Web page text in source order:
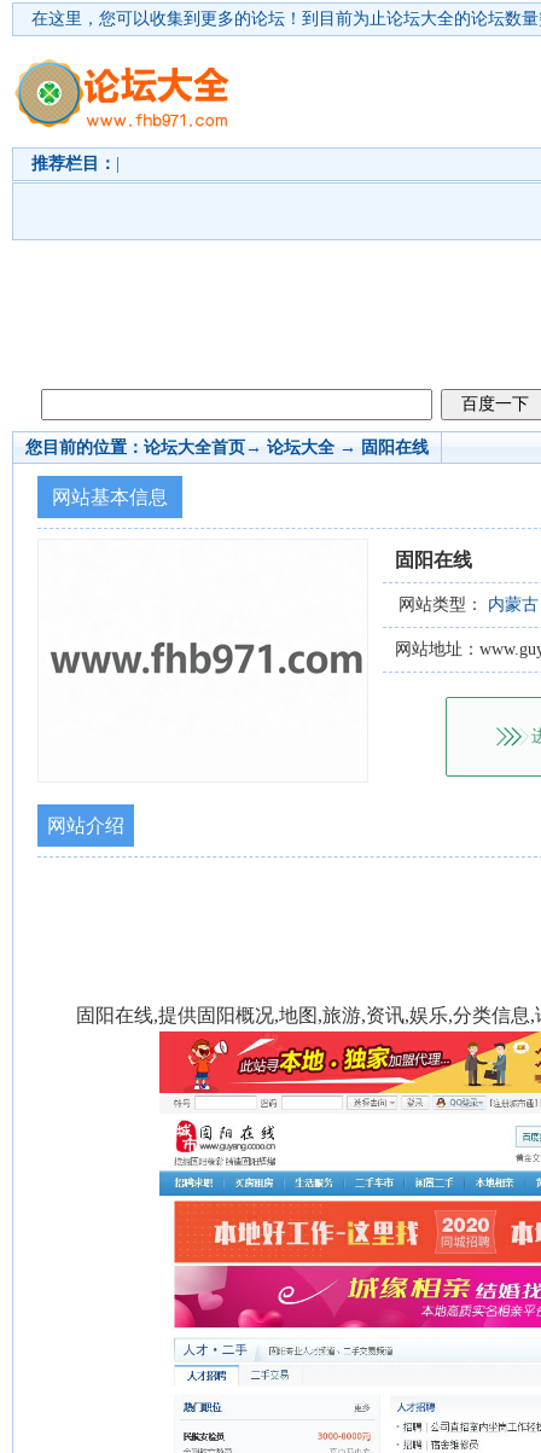
在这里，您可以收集到更多的论坛！ 到目前为止论坛大全的论坛数
推荐栏目：
您目前的位置： 论坛大全首页→ 论坛大全 → 固阳在线
网站基本信息
固阳在线
网站类型： 内蒙古
网站地址：
网站介绍
固阳在线,提供固阳概况,地图,旅游,资讯,娱乐,分类信